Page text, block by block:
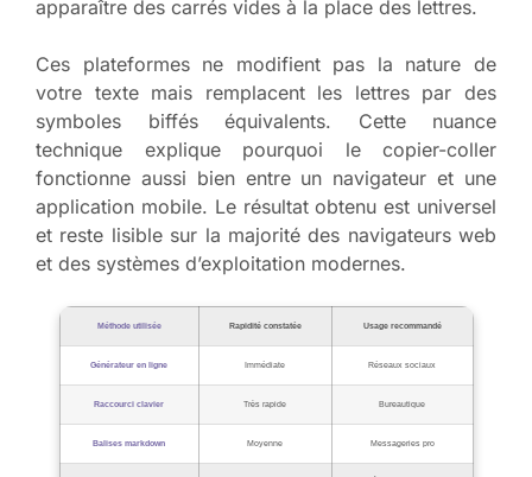
apparaître des carrés vides à la place des lettres.
Ces plateformes ne modifient pas la nature de
votre texte mais remplacent les lettres par des
symboles biffés équivalents. Cette nuance
technique explique pourquoi le copier-coller
fonctionne aussi bien entre un navigateur et une
application mobile. Le résultat obtenu est universel
et reste lisible sur la majorité des navigateurs web
et des systèmes d’exploitation modernes.
Méthode utilisée Rapidité constatée Usage recommandé
Générateur en ligne Immédiate Réseaux sociaux
Raccourci clavier Très rapide Bureautique
Balises markdown Moyenne Messageries pro